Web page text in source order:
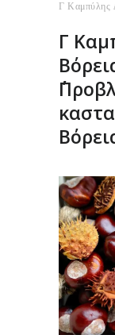
Γ Καμπύλης
Γ